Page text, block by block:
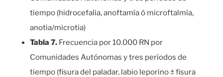
tiempo (hidrocefalia, anoftamía ó microftalmía,
anotia/microtia)
Tabla 7. Frecuencia por 10.000 RN por
Comunidades Autónomas y tres períodos de
tiempo (fisura del paladar, labio leporino ± fisura